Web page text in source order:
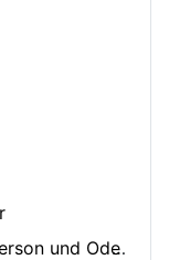
und Odessa